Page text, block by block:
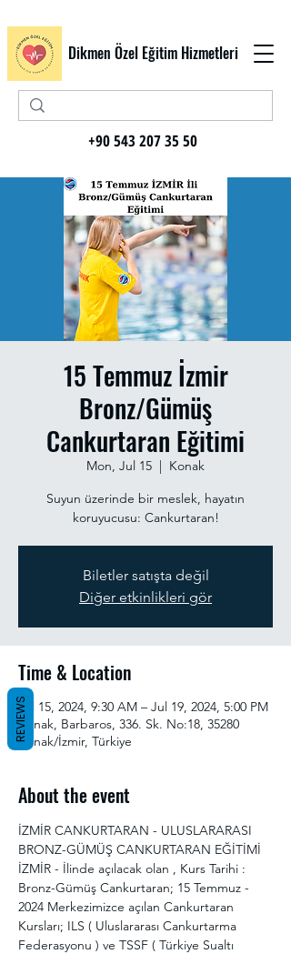
Dikmen Özel Eğitim Hizmetleri
+90 543 207 35 50
15 Temmuz İzmir
Bronz/Gümüş
Cankurtaran Eğitimi
Mon, Jul 15
  |
Konak
Suyun üzerinde bir meslek, hayatın
koruyucusu: Cankurtaran!
Biletler satışta değil
Diğer etkinlikleri gör
Time & Location
Jul 15, 2024, 9:30 AM – Jul 19, 2024, 5:00 PM
Konak, Barbaros, 336. Sk. No:18, 35280
Konak/İzmir, Türkiye
About the event
İZMİR CANKURTARAN - ULUSLARARASI
BRONZ-GÜMÜŞ CANKURTARAN EĞİTİMİ
İZMİR - İlinde açılacak olan , Kurs Tarihi :
Bronz-Gümüş Cankurtaran; 15 Temmuz -
2024 Merkezimizce açılan Cankurtaran
Kursları; ILS ( Uluslararası Cankurtarma
Federasyonu ) ve TSSF ( Türkiye Sualtı
REVIEWS